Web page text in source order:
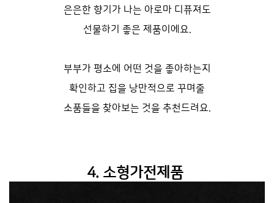
은은한 향기가 나는 아로마 디퓨져도
선물하기 좋은 제품이에요.
부부가 평소에 어떤 것을 좋아하는지
확인하고 집을 낭만적으로 꾸며줄
소품들을 찾아보는 것을 추천드려요.
4. 소형가전제품